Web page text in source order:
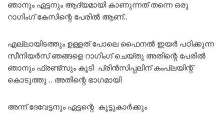
ഞാനും ഏട്ടനും ആദ്യമായി കാണുന്നത് തന്നെ ഒരു
റാഗിംഗ് കേസിന്റെ പേരിൽ ആണ്..
എല്ലായിടത്തും ഉള്ളത് പോലെ ഫൈനൽ ഇയർ പഠിക്കുന്ന
സീനിയർസ് ഞങ്ങളെ റാഗിംഗ് ചെയ്തു അതിന്റെ പേരിൽ
ഞാനും ഫ്രണ്ട്സും കൂടി പ്രിൻസിപ്പലിന് കംപ്ലയിന്റ്
കൊടുത്തു .. അതിന്റെ ഭാഗമായി
അന്ന് ദേവേട്ടനും ഏട്ടന്റെ കൂട്ടുകാർക്കും